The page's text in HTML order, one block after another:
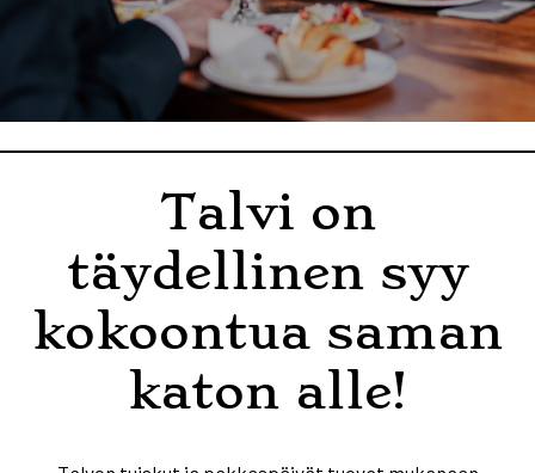
Talvi on
täydellinen syy
kokoontua saman
katon alle!